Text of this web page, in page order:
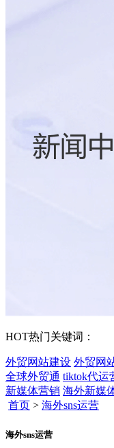
HOT热门关键词：
外贸网站建设 外贸网
全球外贸通 tiktok代运
新媒体营销 海外新媒
首页 > 海外sns运营
海外sns运营